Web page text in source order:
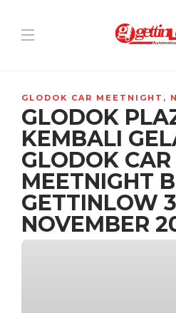
GLODOK CAR MEETNIGHT ,
GLODOK
KEMBALI
GLODOK CAR
MEETNIGHT
GETTINLOW
NOVEMBER